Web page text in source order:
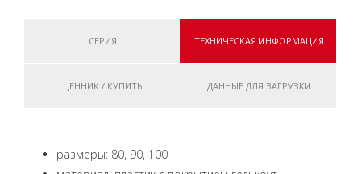
СЕРИЯ ТЕХНИЧЕСКАЯ ИНФОРМАЦИЯ
ЦЕННИК / КУПИТЬ ДАННЫЕ ДЛЯ ЗАГРУЗКИ
размеры: 80, 90, 100